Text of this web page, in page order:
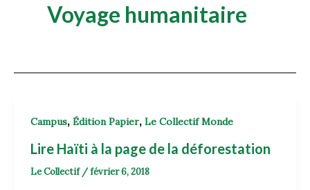
Voyage humanitaire
Campus, Édition Papier, Le Collectif Monde
Lire Haïti à la page de la déforestation
Le Collectif /février 6, 2018